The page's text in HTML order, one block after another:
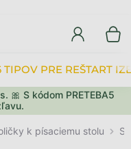
🎀 S kódom PRETEBA5
TIPOV PRE REŠTART
k písaciemu stolu
PREJSŤ DO KOŠÍKA